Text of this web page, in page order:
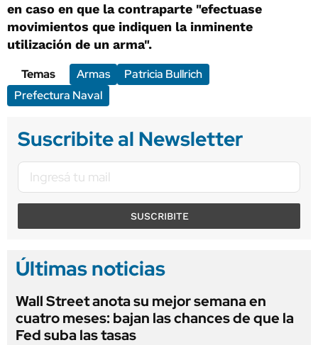
en caso en que la contraparte "efectuase
movimientos que indiquen la inminente
utilización de un arma".
Temas
Armas
Patricia Bullrich
Prefectura Naval
Suscribite al Newsletter
SUSCRIBITE
Últimas noticias
Wall Street anota su mejor semana en
cuatro meses: bajan las chances de que la
Fed suba las tasas